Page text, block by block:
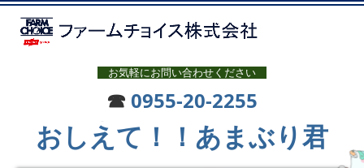
お気軽にお問い合わせください
☎ 0955-20-2255
おしえて！！あまぶり君